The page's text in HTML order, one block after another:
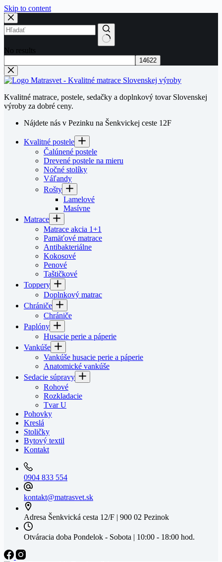
Skip to content
No results
Kvalitné matrace, postele, sedačky a doplnkový tovar Slovenskej
výroby za dobré ceny.
Nájdete nás v Pezinku na Šenkvickej ceste 12F
Kvalitné postele
Čalúnené postele
Drevené postele na mieru
Nočné stolíky
Váľandy
Rošty
Lamelové
Masívne
Matrace
Matrace akcia 1+1
Pamäťové matrace
Antibakteriálne
Kokosové
Penové
Taštičkové
Toppery
Doplnkový matrac
Chrániče
Chrániče
Paplóny
Husacie perie a páperie
Vankúše
Vankúše husacie perie a páperie
Anatomické vankúše
Sedacie súpravy
Rohové
Rozkladacie
Tvar U
Pohovky
Kreslá
Stoličky
Bytový textil
Kontakt
0904 833 554
kontakt@matrasvet.sk
Adresa Šenkvická cesta 12/F | 900 02 Pezinok
Otváracia doba Pondelok - Sobota | 10:00 - 18:00 hod.